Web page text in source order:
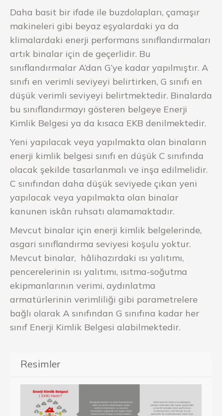
Daha basit bir ifade ile buzdolapları, çamaşır
makineleri gibi beyaz eşyalardaki ya da
klimalardaki enerji performans sınıflandırmaları
artık binalar için de geçerlidir. Bu
sınıflandırmalar A’dan G’ye kadar yapılmıştır. A
sınıfı en verimli seviyeyi belirtirken, G sınıfı en
düşük verimli seviyeyi belirtmektedir. Binalarda
bu sınıflandırmayı gösteren belgeye Enerji
Kimlik Belgesi ya da kısaca EKB denilmektedir.
Yeni yapılacak veya yapılmakta olan binaların
enerji kimlik belgesi sınıfı en düşük C sınıfında
olacak şekilde tasarlanmalı ve inşa edilmelidir.
C sınıfından daha düşük seviyede çıkan yeni
yapılacak veya yapılmakta olan binalar
kanunen iskân ruhsatı alamamaktadır.
Mevcut binalar için enerji kimlik belgelerinde,
asgari sınıflandırma seviyesi koşulu yoktur.
Mevcut binalar, hâlihazırdaki ısı yalıtımı,
pencerelerinin ısı yalıtımı, ısıtma-soğutma
ekipmanlarının verimi, aydınlatma
armatürlerinin verimliliği gibi parametrelere
bağlı olarak A sınıfından G sınıfına kadar her
sınıf Enerji Kimlik Belgesi alabilmektedir.
Resimler